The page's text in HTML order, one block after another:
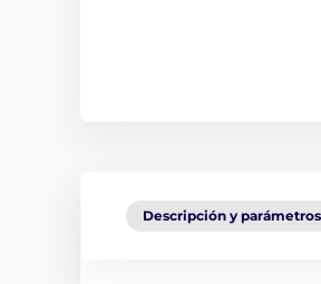
Descripción y parámetros